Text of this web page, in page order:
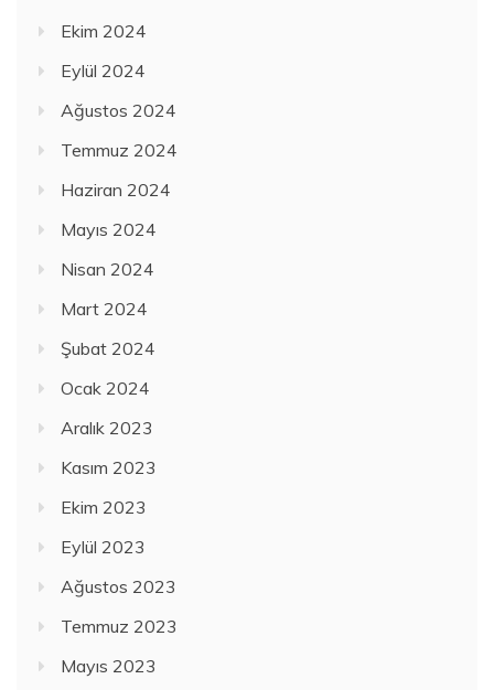
Ekim 2024
Eylül 2024
Ağustos 2024
Temmuz 2024
Haziran 2024
Mayıs 2024
Nisan 2024
Mart 2024
Şubat 2024
Ocak 2024
Aralık 2023
Kasım 2023
Ekim 2023
Eylül 2023
Ağustos 2023
Temmuz 2023
Mayıs 2023